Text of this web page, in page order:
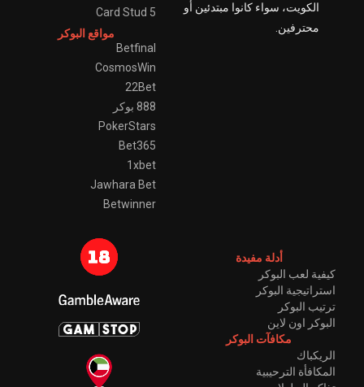
الكويت، سواء كانوا مبتدئين أو
محترفين.
5 Card Stud
مواقع البوكر
Betfinal
CosmosWin
22Bet
888 بوكر
PokerStars
Bet365
1xbet
Jawhara Bet
Betwinner
أدلة مفيدة
كيفية لعب البوكر
استراتيجية البوكر
ترتيب البوكر
البوكر اون لاين
مكافآت البوكر
الريكباك
المكافأة الترحيبية